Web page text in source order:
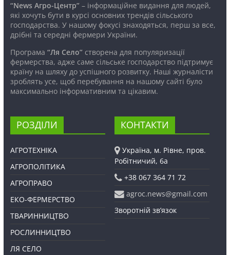
“News Агро-Центр”– інформаційне видання для людей,
які хочуть бути в курсі основних трендів сільського
господарства. У нашому фокусі знаходяться, перш за все,
дрібні та середні фермери України.
Програма “Ля Село”створена для популяризації
фермерства, адже саме сільське господарство підтримує
країну на шляху до успішного розвитку. Наші журналісти
зроблять усе, щоб перебування на нашому сайті було
максимально інформативним та цікавим.
РОЗДІЛИ
АГРОТЕХНІКА
АГРОПОЛІТИКА
АГРОПРАВО
ЕКО-ФЕРМЕРСТВО
ТВАРИННИЦТВО
РОСЛИННИЦТВО
ЛЯ СЕЛО
КОНТАКТИ
Україна, м. Рівне, пров.
Робітничий, 6а
+38 067 364 71 72
agroc.news@gmail.com
Зворотній зв’язок